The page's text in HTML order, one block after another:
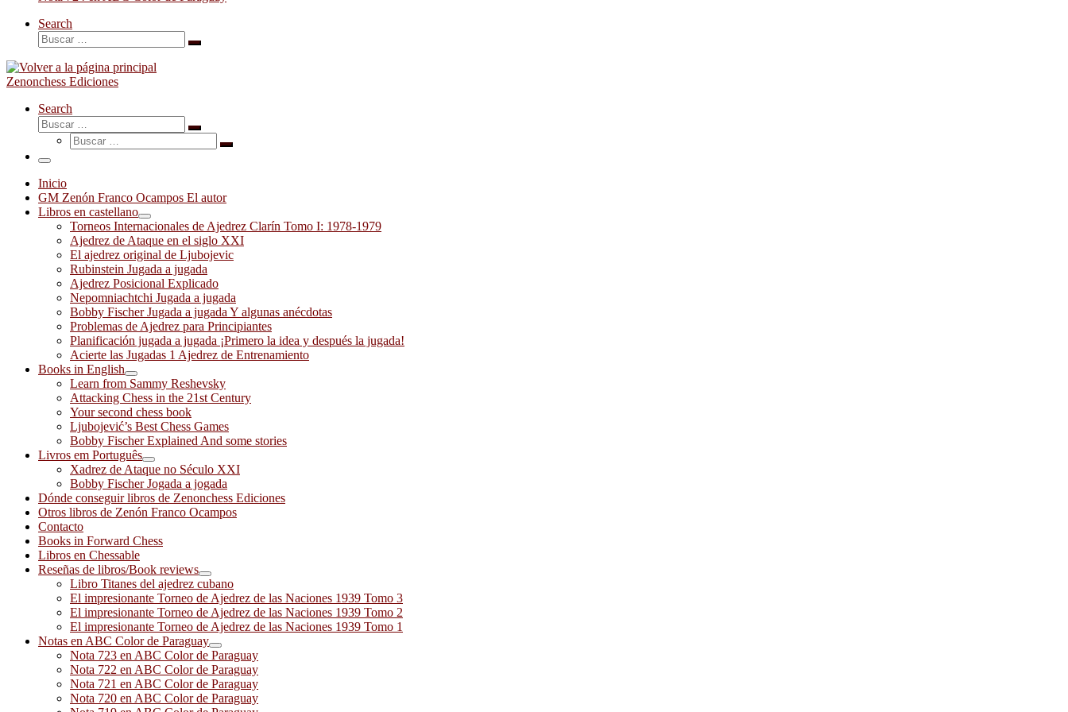
Search
Buscar
Buscar
Zenonchess Ediciones
Search
Buscar
Buscar
Buscar
Buscar
Menú
Inicio
GM Zenón Franco Ocampos El autor
Libros en castellano
Torneos Internacionales de Ajedrez Clarín Tomo I: 1978-1979
Ajedrez de Ataque en el siglo XXI
El ajedrez original de Ljubojevic
Rubinstein Jugada a jugada
Ajedrez Posicional Explicado
Nepomniachtchi Jugada a jugada
Bobby Fischer Jugada a jugada Y algunas anécdotas
Problemas de Ajedrez para Principiantes
Planificación jugada a jugada ¡Primero la idea y después la jugada!
Acierte las Jugadas 1 Ajedrez de Entrenamiento
Books in English
Learn from Sammy Reshevsky
Attacking Chess in the 21st Century
Your second chess book
Ljubojević’s Best Chess Games
Bobby Fischer Explained And some stories
Livros em Português
Xadrez de Ataque no Século XXI
Bobby Fischer Jogada a jogada
Dónde conseguir libros de Zenonchess Ediciones
Otros libros de Zenón Franco Ocampos
Contacto
Books in Forward Chess
Libros en Chessable
Reseñas de libros/Book reviews
Libro Titanes del ajedrez cubano
El impresionante Torneo de Ajedrez de las Naciones 1939 Tomo 3
El impresionante Torneo de Ajedrez de las Naciones 1939 Tomo 2
El impresionante Torneo de Ajedrez de las Naciones 1939 Tomo 1
Notas en ABC Color de Paraguay
Nota 723 en ABC Color de Paraguay
Nota 722 en ABC Color de Paraguay
Nota 721 en ABC Color de Paraguay
Nota 720 en ABC Color de Paraguay